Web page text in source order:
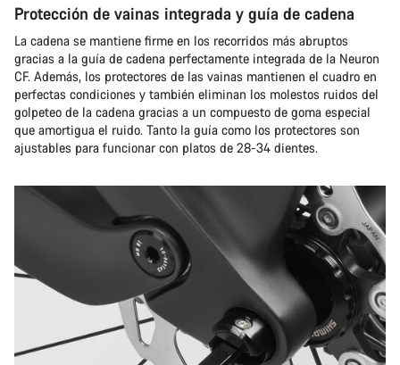
Protección de vainas integrada y guía de cadena
La cadena se mantiene firme en los recorridos más abruptos
gracias a la guía de cadena perfectamente integrada de la Neuron
CF. Además, los protectores de las vainas mantienen el cuadro en
perfectas condiciones y también eliminan los molestos ruidos del
golpeteo de la cadena gracias a un compuesto de goma especial
que amortigua el ruido. Tanto la guía como los protectores son
ajustables para funcionar con platos de 28-34 dientes.